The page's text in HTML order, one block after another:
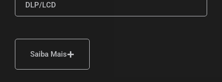
DLP/LCD
Saiba Mais